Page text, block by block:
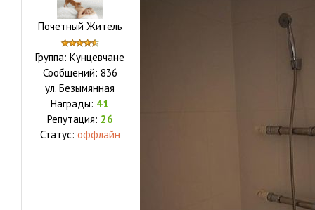
Почетный Житель
Группа: Кунцевчане
Сообщений: 836
ул. Безымянная
Награды: 41
Репутация: 26
Статус: оффлайн